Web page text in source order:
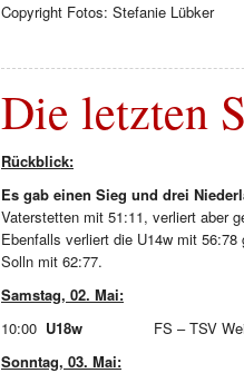
Copyright Fotos: Stefanie Lübker
Die letzten
Rückblick:
Es gab einen Sieg und drei
Vaterstetten mit 51:11, verliert aber
Ebenfalls verliert die U14w mit
Solln mit 62:77.
Samstag, 02. Mai:
10:00 U18w FS – TSV
Sonntag, 03. Mai: